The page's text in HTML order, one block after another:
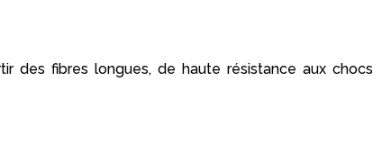
des fibres longues, de haute résistance aux chocs